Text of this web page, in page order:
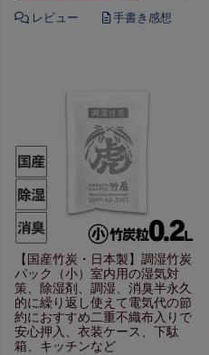
【国産竹炭・日本製】 調湿竹炭
パック（小） 室内用の湿気対
策、除湿剤、調湿、消臭半永久
的に繰り返し使えて電気代の節
約におすすめ二重不織布入りで
安心押入、衣装ケース、下駄
箱、キッチンなど